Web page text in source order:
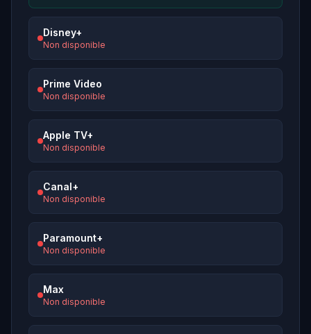
Disney+
Non disponible
Prime Video
Non disponible
Apple TV+
Non disponible
Canal+
Non disponible
Paramount+
Non disponible
Max
Non disponible